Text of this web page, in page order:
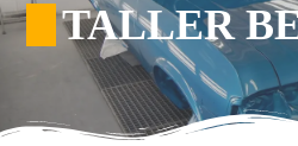
TALLER